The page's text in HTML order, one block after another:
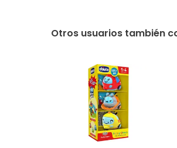
Otros usuarios también